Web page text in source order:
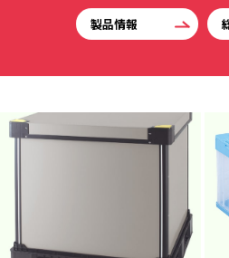
製品情報